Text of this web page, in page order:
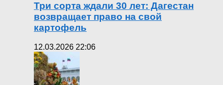
Три сорта ждали 30 лет: Дагестан
возвращает право на свой
картофель
12.03.2026 22:06